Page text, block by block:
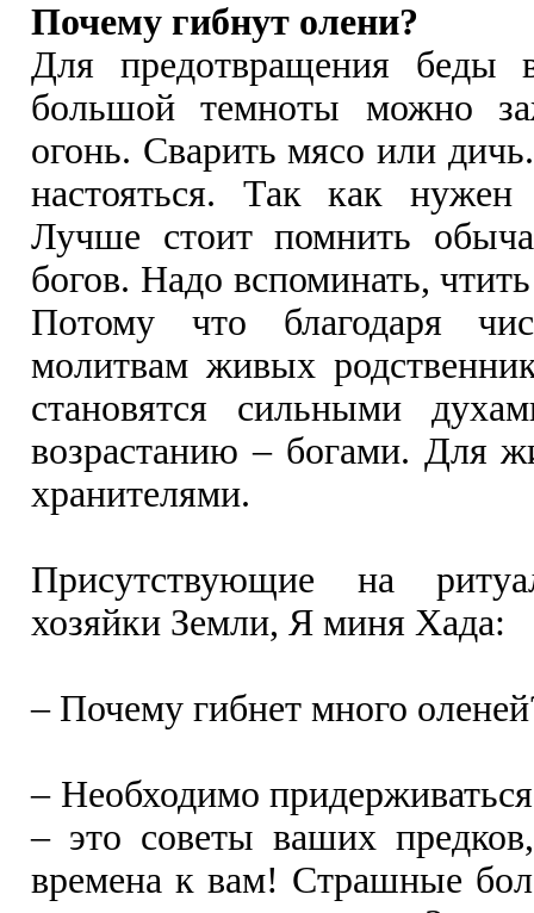
Почему гибнут олени?
Для предотвращения беды
большой темноты можно
огонь. Сварить мясо или
настояться. Так как
Лучше стоит помнить
богов. Надо вспоминать,
Потому что благодаря
молитвам живых
становятся сильными
возрастанию – богами. Для
хранителями.
Присутствующие на
хозяйки Земли, Я миня Хада:
– Почему гибнет много
– Необходимо
– это советы ваших
времена к вам! Страшные